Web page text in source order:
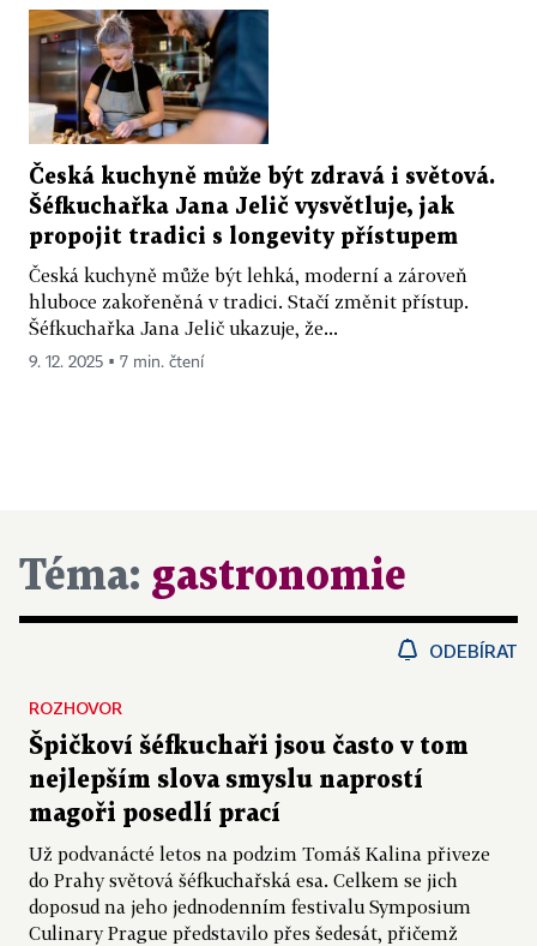
Česká kuchyně může být zdravá i světová.
Šéfkuchařka Jana Jelič vysvětluje, jak
propojit tradici s longevity přístupem
Česká kuchyně může být lehká, moderní a zároveň
hluboce zakořeněná v tradici. Stačí změnit přístup.
Šéfkuchařka Jana Jelič ukazuje, že...
9. 12. 2025 ▪ 7 min. čtení
Téma: gastronomie
ODEBÍRAT
Špičkoví šéfkuchaři jsou často v tom
nejlepším slova smyslu naprostí
magoři posedlí prací
Už podvanácté letos na podzim Tomáš Kalina přiveze
do Prahy světová šéfkuchařská esa. Celkem se jich
doposud na jeho jednodenním festivalu Symposium
Culinary Prague představilo přes šedesát, přičemž
ROZHOVOR